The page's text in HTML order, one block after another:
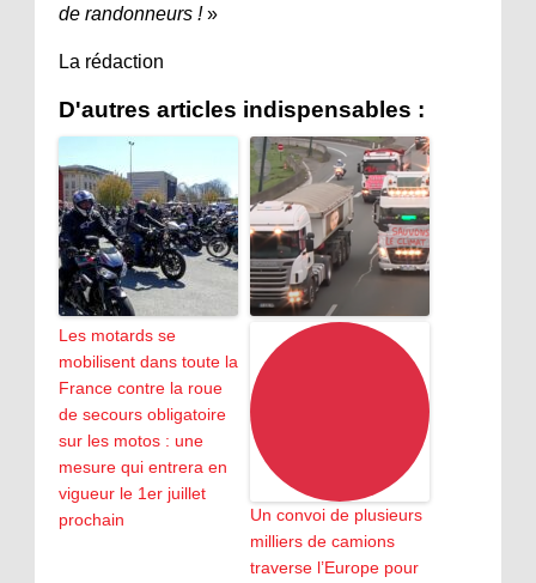
de randonneurs ! »
La rédaction
D'autres articles indispensables :
Les motards se
mobilisent dans toute la
France contre la roue
de secours obligatoire
sur les motos : une
mesure qui entrera en
vigueur le 1er juillet
prochain
Un convoi de plusieurs
milliers de camions
traverse l’Europe pour